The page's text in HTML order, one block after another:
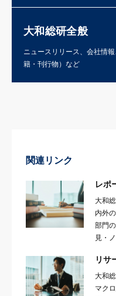
大和総研全般
ニュースリリース、会社情
籍・刊行物）など
関連リンク
レポ
大和
内外
部門
見・
リサ
大和
マク